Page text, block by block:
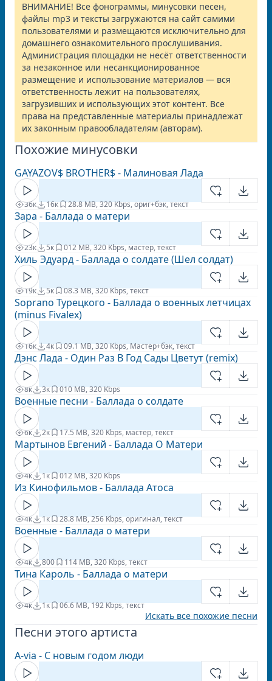
ВНИМАНИЕ! Все фонограммы, минусовки песен,
файлы mp3 и тексты загружаются на сайт самими
пользователями и размещаются исключительно для
домашнего ознакомительного прослушивания.
Администрация площадки не несёт ответственности
за незаконное или несанкционированное
размещение и использование материалов — вся
ответственность лежит на пользователях,
загрузивших и использующих этот контент. Все
права на представленные материалы принадлежат
их законным правообладателям (авторам).
Похожие минусовки
GAYAZOV$ BROTHER$ - Малиновая Лада
36к 16к 28.8 MB, 320 Kbps, ориг+бэк, текст
Зара - Баллада о матери
23к 5к 012 MB, 320 Kbps, мастер, текст
Хиль Эдуард - Баллада о солдате (Шел солдат)
19к 5к 08.3 MB, 320 Kbps, текст
Soprano Турецкого - Баллада о военных летчицах
(minus Fivalex)
16к 4к 09.1 MB, 320 Kbps, Мастер+бэк, текст
Дэнс Лада - Один Раз В Год Сады Цветут (remix)
8к 3к 010 MB, 320 Kbps
Военные песни - Баллада о солдате
6к 2к 17.5 MB, 320 Kbps, мастер, текст
Мартынов Евгений - Баллада О Матери
4к 1к 012 MB, 320 Kbps
Из Кинофильмов - Баллада Атоса
4к 1к 28.8 MB, 256 Kbps, оригинал, текст
Военные - Баллада о матери
4к 800 114 MB, 320 Kbps, текст
Тина Кароль - Баллада о матери
4к 1к 06.6 MB, 192 Kbps, текст
Искать все похожие песни
Песни этого артиста
A-via - С новым годом люди